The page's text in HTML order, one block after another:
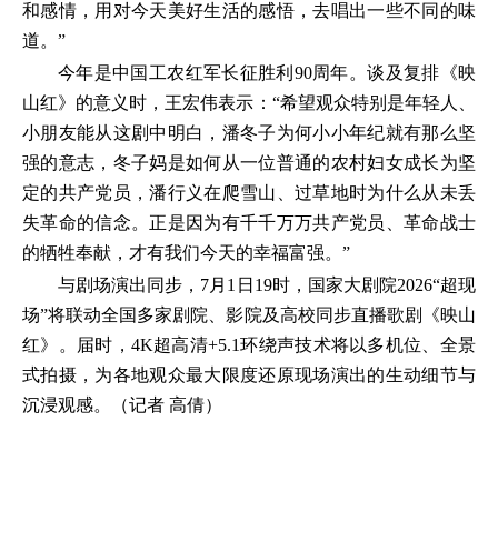
和感情，用对今天美好生活的感悟，去唱出一些不同的味
道。”
今年是中国工农红军长征胜利90周年。谈及复排《映
山红》的意义时，王宏伟表示：“希望观众特别是年轻人、
小朋友能从这剧中明白，潘冬子为何小小年纪就有那么坚
强的意志，冬子妈是如何从一位普通的农村妇女成长为坚
定的共产党员，潘行义在爬雪山、过草地时为什么从未丢
失革命的信念。正是因为有千千万万共产党员、革命战士
的牺牲奉献，才有我们今天的幸福富强。”
与剧场演出同步，7月1日19时，国家大剧院2026“超现
场”将联动全国多家剧院、影院及高校同步直播歌剧《映山
红》。届时，4K超高清+5.1环绕声技术将以多机位、全景
式拍摄，为各地观众最大限度还原现场演出的生动细节与
沉浸观感。（记者 高倩）